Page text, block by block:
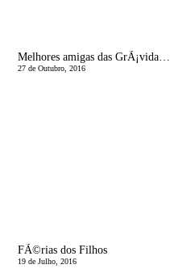
Melhores amigas das GrÃ¡vidas | Almofadas de gravidez e amamentaÃ§Ã£o
27 de Outubro, 2016
FÃ©rias dos Filhos
19 de Julho, 2016